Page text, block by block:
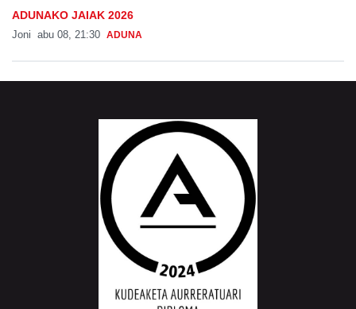
ADUNAKO JAIAK 2026
Joni abu 08, 21:30 ADUNA